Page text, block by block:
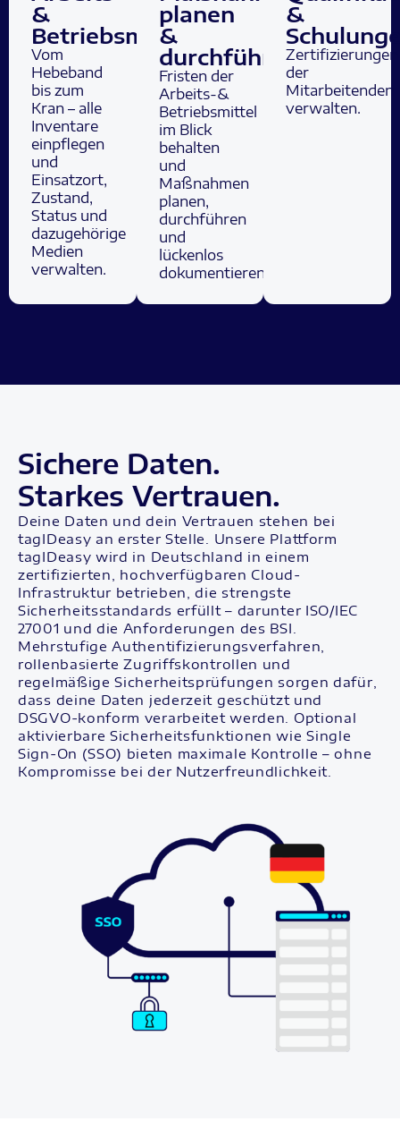
&
Betriebsmittel
Vom
Hebeband
bis zum
Kran – alle
Inventare
einpflegen
und
Einsatzort,
Zustand,
Status und
dazugehörige
Medien
verwalten.
planen
&
durchführen
Fristen der
Arbeits-&
Betriebsmittel
im Blick
behalten
und
Maßnahmen
planen,
durchführen
und
lückenlos
dokumentieren.
&
Zertifizierungen
der
Mitarbeitenden
verwalten.
Sichere Daten.
Starkes Vertrauen.
Deine Daten und dein Vertrauen stehen bei
tagIDeasy an erster Stelle. Unsere Plattform
tagIDeasy wird in Deutschland in einem
zertifizierten, hochverfügbaren Cloud-
Infrastruktur betrieben, die strengste
Sicherheitsstandards erfüllt – darunter ISO/IEC
27001 und die Anforderungen des BSI.
Mehrstufige Authentifizierungsverfahren,
rollenbasierte Zugriffskontrollen und
regelmäßige Sicherheitsprüfungen sorgen dafür,
dass deine Daten jederzeit geschützt und
DSGVO-konform verarbeitet werden. Optional
aktivierbare Sicherheitsfunktionen wie Single
Sign-On (SSO) bieten maximale Kontrolle – ohne
Kompromisse bei der Nutzerfreundlichkeit.